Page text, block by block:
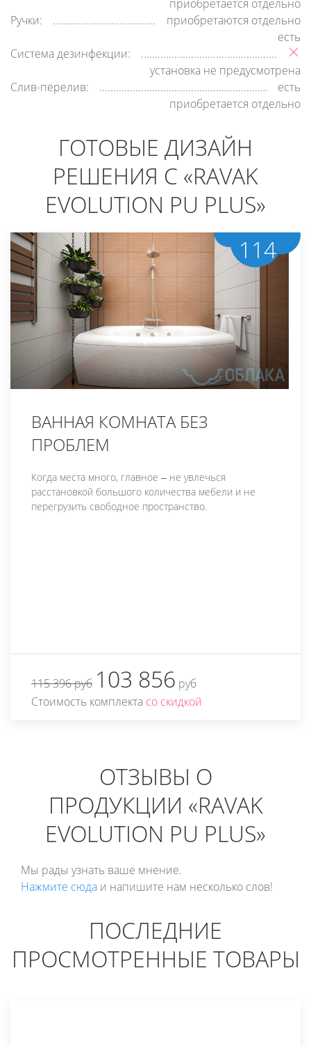
приобретается отдельно
Ручки:
приобретаются отдельно
есть
Система дезинфекции:
установка не предусмотрена
Слив-перелив:
есть
приобретается отдельно
ГОТОВЫЕ ДИЗАЙН
РЕШЕНИЯ С «RAVAK
EVOLUTION PU PLUS»
114
ВАННАЯ КОМНАТА БЕЗ
ПРОБЛЕМ
Когда места много, главное ‒ не увлечься
расстановкой большого количества мебели и не
перегрузить свободное пространство.
115 396 руб 103 856 руб
Стоимость комплекта со скидкой
ОТЗЫВЫ О
ПРОДУКЦИИ «RAVAK
EVOLUTION PU PLUS»
Мы рады узнать ваше мнение.
Нажмите сюда и напишите нам несколько слов!
ПОСЛЕДНИЕ
ПРОСМОТРЕННЫЕ ТОВАРЫ